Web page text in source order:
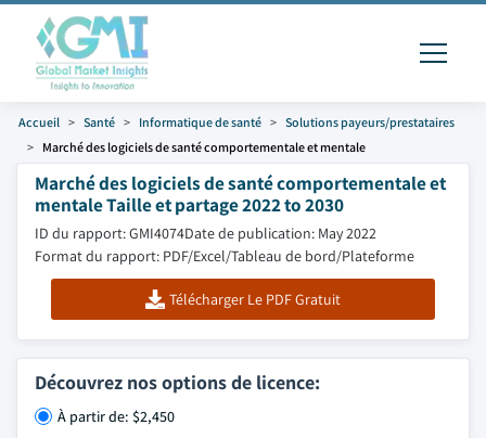
Accueil Santé Informatique de santé
Solutions payeurs/prestataires
Marché des logiciels de santé comportementale et mentale
Marché des logiciels de santé comportementale et
mentale Taille et partage 2022 to 2030
ID du rapport: GMI4074Date de publication: May 2022
Format du rapport: PDF/Excel/Tableau de bord/Plateforme
Télécharger Le PDF Gratuit
Découvrez nos options de licence:
À partir de: $2,450